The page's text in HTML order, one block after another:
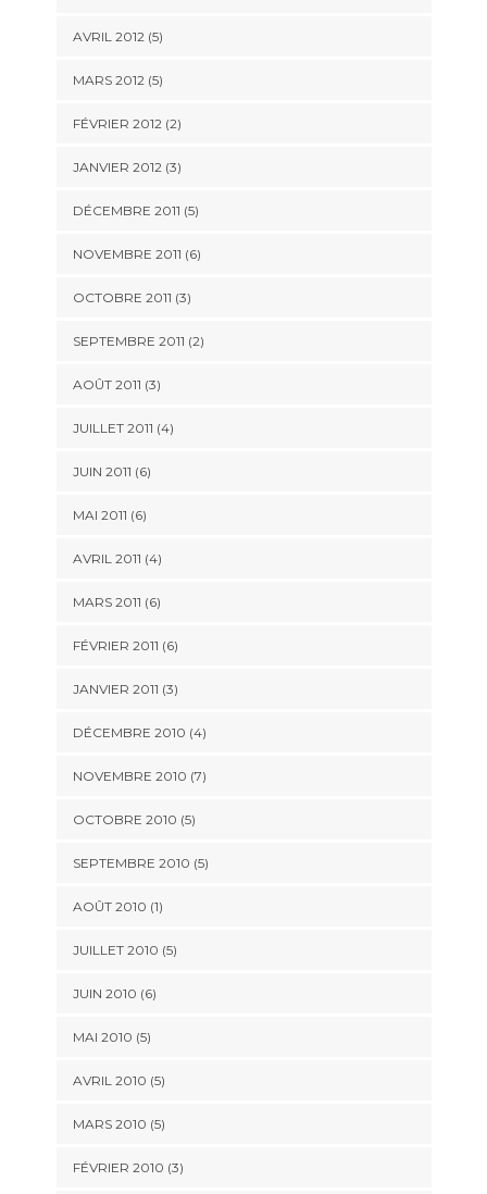
AVRIL 2012(5)
MARS 2012(5)
FÉVRIER 2012(2)
JANVIER 2012(3)
DÉCEMBRE 2011 (5)
NOVEMBRE 2011 (6)
OCTOBRE 2011 (3)
SEPTEMBRE 2011 (2)
AOÛT 2011 (3)
JUILLET 2011 (4)
JUIN 2011 (6)
MAI 2011 (6)
AVRIL 2011 (4)
MARS 2011 (6)
FÉVRIER 2011 (6)
JANVIER 2011 (3)
DÉCEMBRE 2010 (4)
NOVEMBRE 2010 (7)
OCTOBRE 2010 (5)
SEPTEMBRE 2010 (5)
AOÛT 2010 (1)
JUILLET 2010 (5)
JUIN 2010 (6)
MAI 2010 (5)
AVRIL 2010 (5)
MARS 2010 (5)
FÉVRIER 2010 (3)